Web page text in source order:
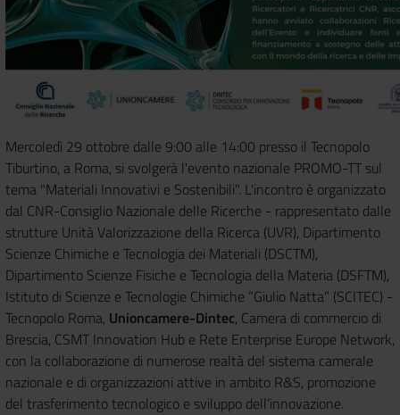
Mercoledì 29 ottobre dalle 9:00 alle 14:00 presso il Tecnopolo
Tiburtino, a Roma, si svolgerà l'evento nazionale PROMO-TT sul
tema "Materiali Innovativi e Sostenibili". L'incontro è organizzato
dal CNR-Consiglio Nazionale delle Ricerche - rappresentato dalle
strutture Unità Valorizzazione della Ricerca (UVR), Dipartimento
Scienze Chimiche e Tecnologia dei Materiali (DSCTM),
Dipartimento Scienze Fisiche e Tecnologia della Materia (DSFTM),
Istituto di Scienze e Tecnologie Chimiche “Giulio Natta” (SCITEC) -
Tecnopolo Roma, Unioncamere-Dintec, Camera di commercio di
Brescia, CSMT Innovation Hub e Rete Enterprise Europe Network,
con la collaborazione di numerose realtà del sistema camerale
nazionale e di organizzazioni attive in ambito R&S, promozione
del trasferimento tecnologico e sviluppo dell’innovazione.